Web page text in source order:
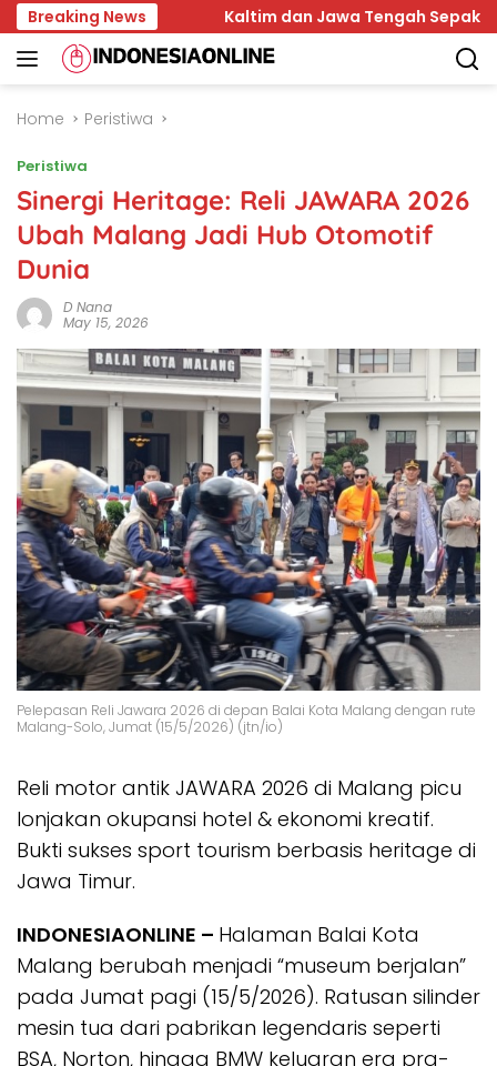
Skip
to
content
Breaking News
Baru Kaltim dan Jawa Tengah Sepakati Kerja
Home Peristiwa
Peristiwa
Sinergi Heritage: Reli JAWARA 2026
Ubah Malang Jadi Hub Otomotif
Dunia
D Nana
May 15, 2026
Pelepasan Reli Jawara 2026 di depan Balai Kota Malang dengan rute
Malang-Solo, Jumat (15/5/2026) (jtn/io)
Reli motor antik JAWARA 2026 di Malang picu
lonjakan okupansi hotel & ekonomi kreatif.
Bukti sukses sport tourism berbasis heritage di
Jawa Timur.
INDONESIAONLINE – Halaman Balai Kota
Malang berubah menjadi “museum berjalan”
pada Jumat pagi (15/5/2026). Ratusan silinder
mesin tua dari pabrikan legendaris seperti
BSA, Norton, hingga BMW keluaran era pra-